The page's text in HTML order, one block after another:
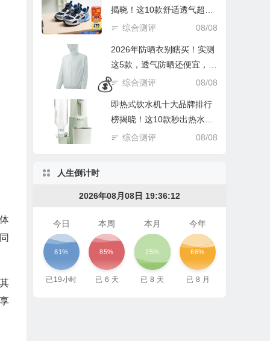
揭晓！这10款舒适透气超好
穿
08/08
综合测评
2026年防晒衣别瞎买！实测
这5款，透气防晒还便宜，谁
踩坑谁后悔！
08/08
综合测评
即热式饮水机十大品牌排行
榜揭晓！这10款秒出热水超
实用
08/08
综合测评
人生倒计时
2026年08月08日 19:36:13
今日
81%
已19小时
本周
85%
已 6 天
本月
25%
已 8 天
今年
66%
已 8 月